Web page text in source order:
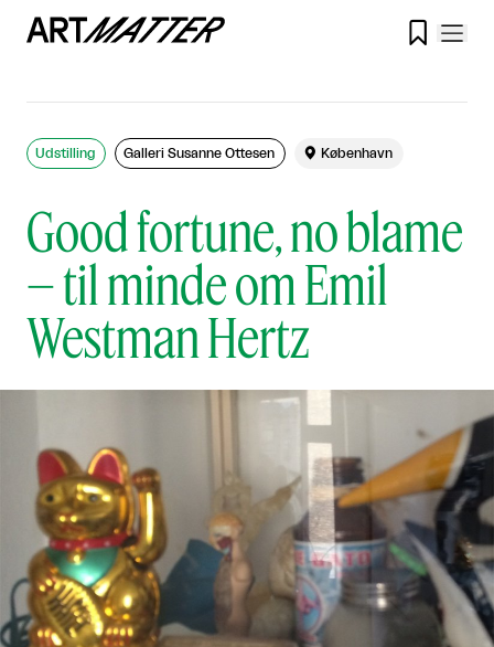

Good fortune, no blame
– til minde om Emil
Westman Hertz
Udstilling Galleri Susanne Ottesen  København